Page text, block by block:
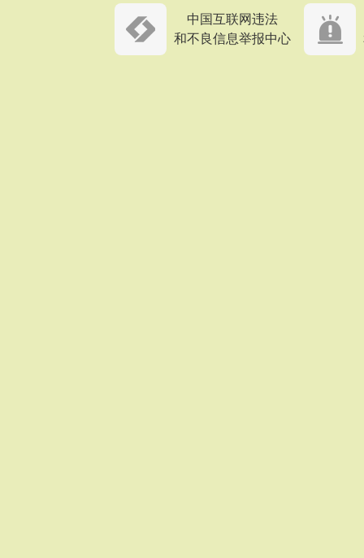
中国互联网违法
和不良信息举报中心